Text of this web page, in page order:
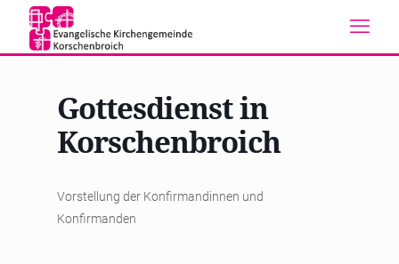
Gottesdienst in
Korschenbroich
Vorstellung der Konfirmandinnen und
Konfirmanden